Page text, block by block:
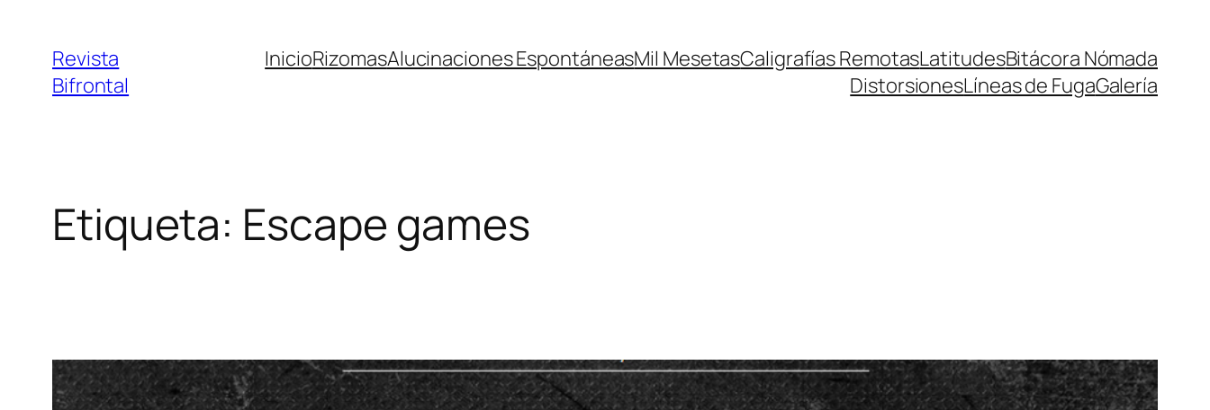
contenido
Revista
Bifrontal
InicioRizomasAlucinaciones EspontáneasMil MesetasCaligrafías RemotasLatitudesBitácora Nómada
DistorsionesLíneas de FugaGalería
Etiqueta: Escape games